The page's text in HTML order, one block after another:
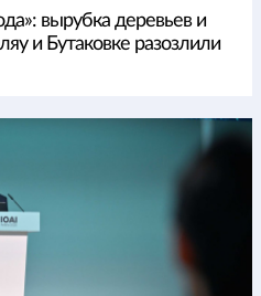
вырубка деревьев и
и Бутаковке разозлили